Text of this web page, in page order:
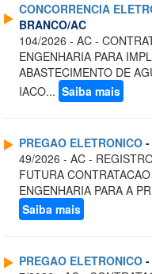
CONCORRENCIA
BRANCO/AC
104/2026 - AC -
ENGENHARIA PARA
ABASTECIMENTO DE
IACO... Saiba mais
PREGAO ELETRONICO -
49/2026 - AC -
FUTURA
ENGENHARIA PARA A
Saiba mais
PREGAO ELETRONICO -